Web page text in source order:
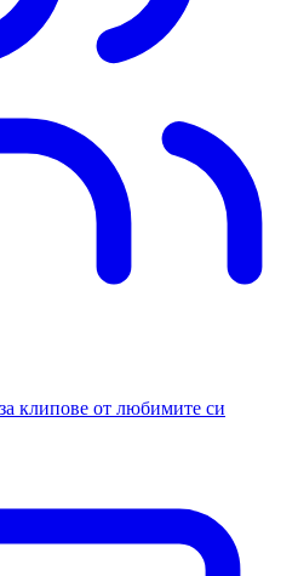
клипове от любимите си